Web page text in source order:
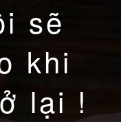
sẽ
khi
lại !